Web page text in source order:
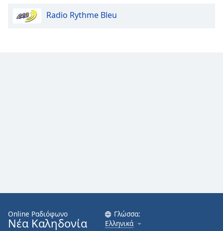
Radio Rythme Bleu
Online Ραδιόφωνο
Νέα Καληδονία
Γλώσσα:
Ελληνικά